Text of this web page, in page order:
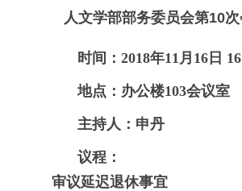
人文学部部务委员会第10
时间：2018年11月16日
地点：办公楼103会议室
主持人：申丹
议程：
审议延迟退休事宜